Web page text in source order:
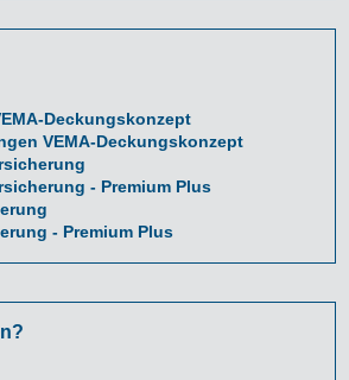
Deckungskonzept
VEMA-Deckungskonzept
- Premium Plus
- Premium Plus